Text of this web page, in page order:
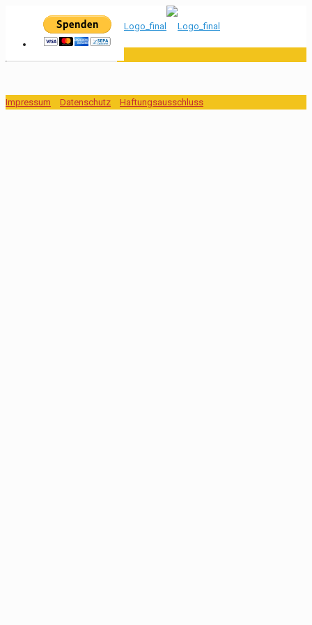
Impressum Datenschutz Haftungsausschluss